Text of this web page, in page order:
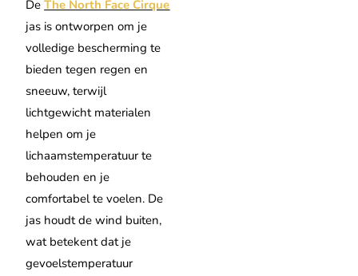
DeThe North Face Cirque
jas is ontworpen om je
volledige bescherming te
bieden tegen regen en
sneeuw, terwijl
lichtgewicht materialen
helpen om je
lichaamstemperatuur te
behouden en je
comfortabel te voelen. De
jas houdt de wind buiten,
wat betekent dat je
gevoelstemperatuur